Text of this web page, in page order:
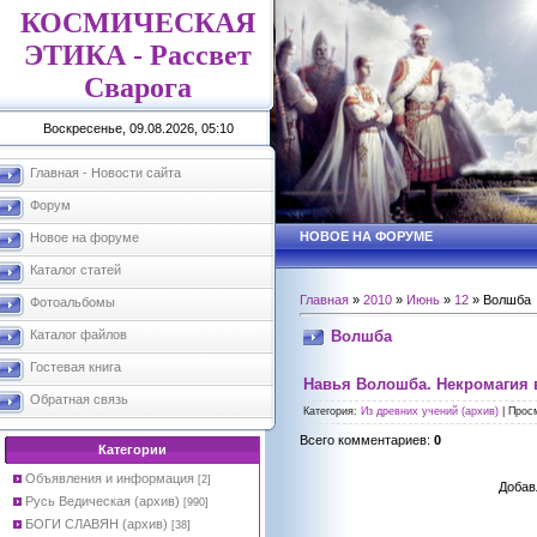
КОСМИЧЕСКАЯ
ЭТИКА - Рассвет
Сварога
Воскресенье, 09.08.2026, 05:10
Главная - Новости сайта
Форум
Новое на форуме
Каталог статей
Фотоальбомы
Каталог файлов
Гостевая книга
Обратная связь
Категории
Объявления и информация [2]
Русь Ведическая (архив) [990]
БОГИ СЛАВЯН (архив) [38]
НОВОЕ НА ФОРУМЕ
Главная » 2010 » Июнь » 12 » Волшба
Волшба
Навья Волошба. Некромагия
Категория: Из древних учений (архив)
Всего комментариев: 0